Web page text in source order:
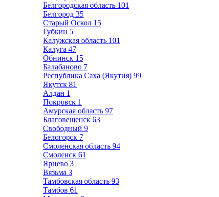
Белгородская область 101
Белгород 35
Старый Оскол 15
Губкин 5
Калужская область 101
Калуга 47
Обнинск 15
Балабаново 7
Республика Саха (Якутия) 99
Якутск 81
Алдан 1
Покровск 1
Амурская область 97
Благовещенск 63
Свободный 9
Белогорск 7
Смоленская область 94
Смоленск 61
Ярцево 3
Вязьма 3
Тамбовская область 93
Тамбов 61